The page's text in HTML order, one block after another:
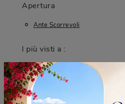
Apertura
Ante Scorrevoli
I più visti a :
Brugherio Cologno
Lissone